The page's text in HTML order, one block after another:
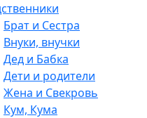
Брат и Сестра
Внуки, внучки
Дед и Бабка
Дети и родители
Жена и Свекровь
Кум, Кума